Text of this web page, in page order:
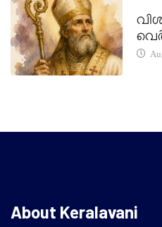
About Keralavani